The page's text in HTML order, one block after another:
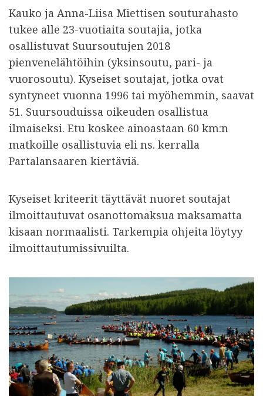
Kauko ja Anna-Liisa Miettisen souturahasto
tukee alle 23-vuotiaita soutajia, jotka
osallistuvat Suursoutujen 2018
pienvenelähtöihin (yksinsoutu, pari- ja
vuorosoutu). Kyseiset soutajat, jotka ovat
syntyneet vuonna 1996 tai myöhemmin, saavat
51. Suursouduissa oikeuden osallistua
ilmaiseksi. Etu koskee ainoastaan 60 km:n
matkoille osallistuvia eli ns. kerralla
Partalansaaren kiertäviä.
Kyseiset kriteerit täyttävät nuoret soutajat
ilmoittautuvat osanottomaksua maksamatta
kisaan normaalisti. Tarkempia ohjeita löytyy
ilmoittautumissivuilta.